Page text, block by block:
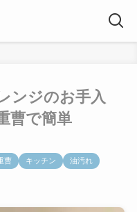
ンジのお手入
曹で簡単
曹 キッチン
油汚れ